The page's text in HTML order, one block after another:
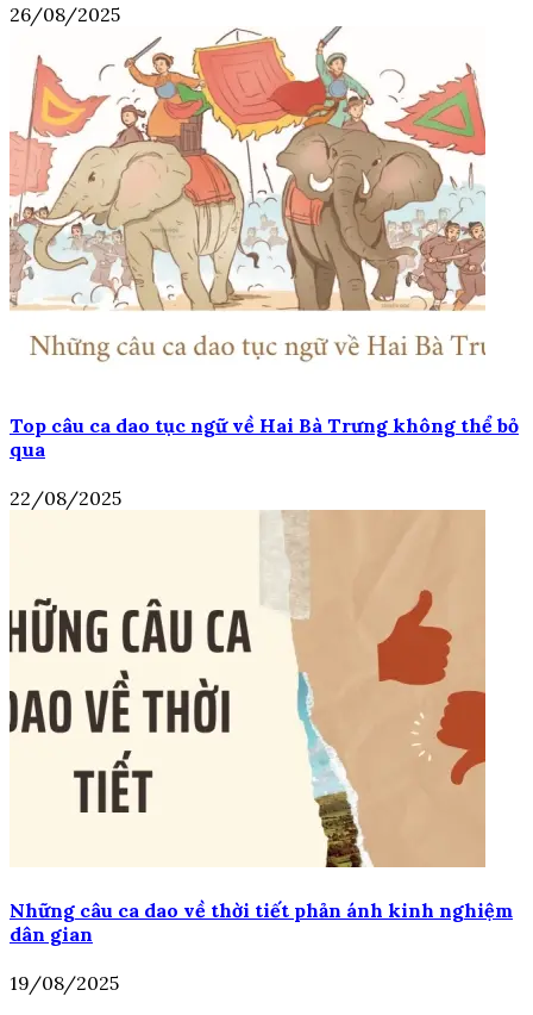
26/08/2025
Top câu ca dao tục ngữ về Hai Bà Trưng không thể bỏ
qua
22/08/2025
Những câu ca dao về thời tiết phản ánh kinh nghiệm
dân gian
19/08/2025